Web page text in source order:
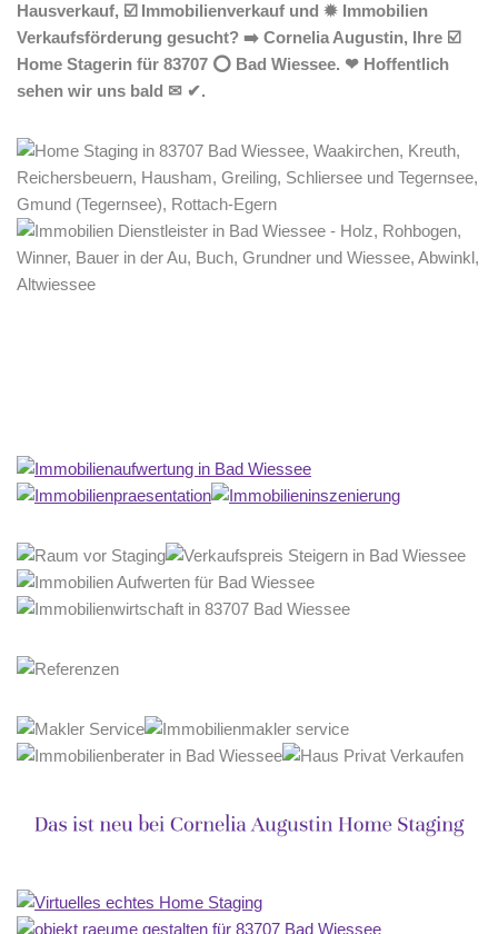
Hausverkauf, ☑️ Immobilienverkauf und ✹ Immobilien
Verkaufsförderung gesucht? ➡️ Cornelia Augustin, Ihre ☑️
Home Stagerin für 83707 ⭕ Bad Wiessee. ❤ Hoffentlich
sehen wir uns bald ✉ ✔.